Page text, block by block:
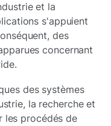
et la
s'appuient
des
concernant
des systèmes
la recherche et
les procédés de